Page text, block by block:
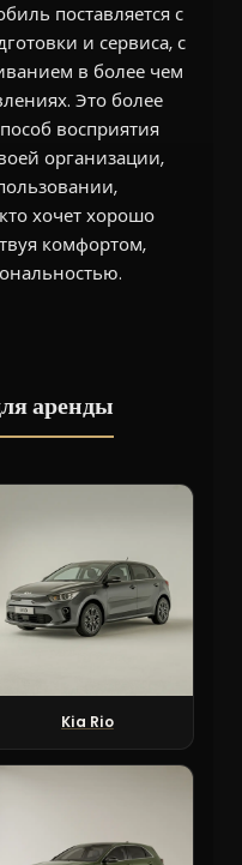
поставляется с
и сервиса, с
в более чем
Это более
восприятия
организации,
хочет хорошо
комфортом,
аренды
Kia Rio